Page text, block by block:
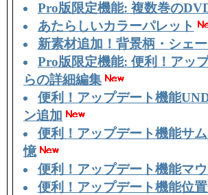
Pro版限定機能: 複数巻の
あたらしいカラーパレット
新素材追加！背景柄・シェ
Pro版限定機能: 便利！アッ
らの詳細編集
便利！アップデート機能
ン追加
便利！アップデート機能サ
憶
便利！アップデート機能マ
便利！アップデート機能位